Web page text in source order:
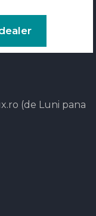
(de Luni pana